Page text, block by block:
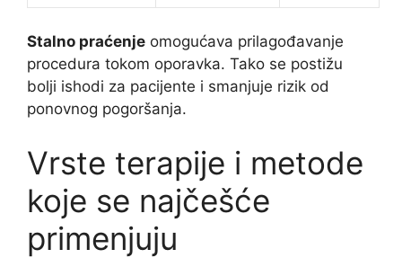
Stalno praćenje omogućava prilagođavanje
procedura tokom oporavka. Tako se postižu
bolji ishodi za pacijente i smanjuje rizik od
ponovnog pogoršanja.
Vrste terapije i metode
koje se najčešće
primenjuju